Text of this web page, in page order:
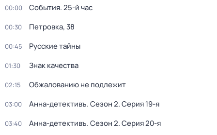
00:00 События. 25-й час
00:30 Петровка, 38
00:45 Русские тайны
01:30 Знак качества
02:15 Обжалованию не подлежит
03:00 Анна-детективъ. Сезон 2. Серия 19-я
03:40 Анна-детективъ. Сезон 2. Серия 20-я